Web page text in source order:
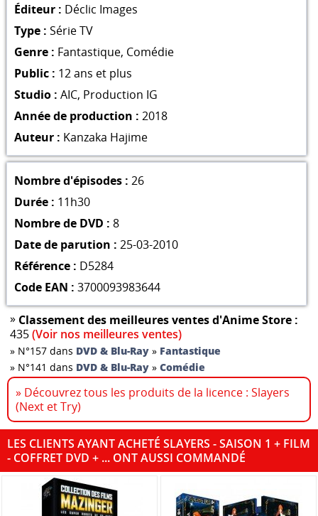
Éditeur : Déclic Images
Type : Série TV
Genre : Fantastique, Comédie
Public : 12 ans et plus
Studio : AIC, Production IG
Année de production : 2018
Auteur : Kanzaka Hajime
Nombre d'épisodes : 26
Durée : 11h30
Nombre de DVD : 8
Date de parution : 25-03-2010
Référence : D5284
Code EAN : 3700093983644
» Classement des meilleures ventes d'Anime Store :
435(Voir nos meilleures ventes)
» N°157 dans DVD & Blu-Ray » Fantastique
» N°141 dans DVD & Blu-Ray »Comédie
» Découvrez tous les produits de la licence : Slayers
(Next et Try)
LES CLIENTS AYANT ACHETÉ SLAYERS - SAISON 1 + FILM
- COFFRET DVD + ... ONT AUSSI COMMANDÉ